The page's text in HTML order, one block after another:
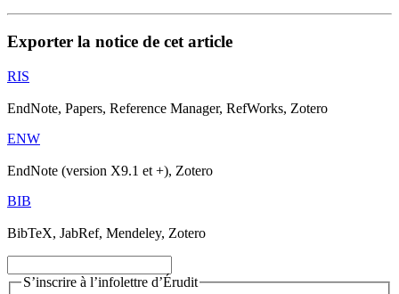
Exporter la notice de cet article
RIS
EndNote, Papers, Reference Manager, RefWorks, Zotero
ENW
EndNote (version X9.1 et +), Zotero
BIB
BibTeX, JabRef, Mendeley, Zotero
S’inscrire à l’infolettre d’Érudit